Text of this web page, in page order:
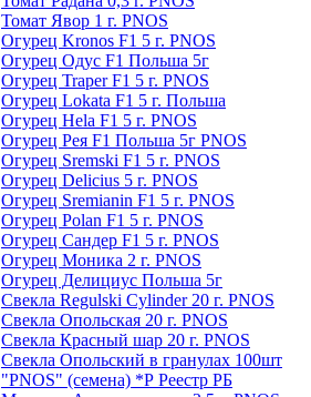
Томат Явор 1 г. PNOS
Огурец Kronos F1 5 г. PNOS
Огурец Одус F1 Польша 5г
Огурец Traper F1 5 г. PNOS
Огурец Lokata F1 5 г. Польша
Огурец Hela F1 5 г. PNOS
Огурец Рея F1 Польша 5г PNOS
Огурец Sremski F1 5 г. PNOS
Огурец Delicius 5 г. PNOS
Огурец Sremianin F1 5 г. PNOS
Огурец Polan F1 5 г. PNOS
Огурец Сандер F1 5 г. PNOS
Огурец Моника 2 г. PNOS
Огурец Делициус Польша 5г
Свекла Regulski Cylinder 20 г. PNOS
Свекла Опольская 20 г. PNOS
Свекла Красный шар 20 г. PNOS
Свекла Опольский в гранулах 100шт
"PNOS" (семена) *Р Реестр РБ